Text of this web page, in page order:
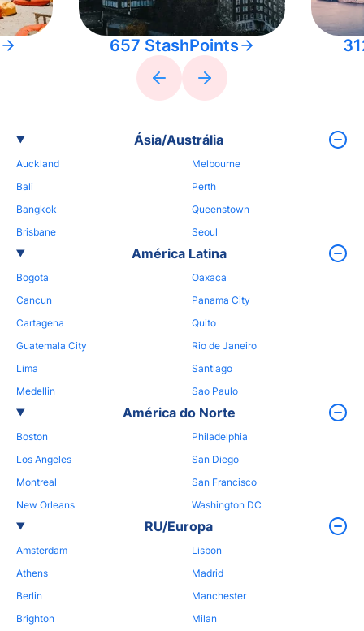
657 StashPoints
Ásia/Austrália
Auckland
Bali
Bangkok
Brisbane
Melbourne
Perth
Queenstown
Seoul
América Latina
Bogota
Cancun
Cartagena
Guatemala City
Lima
Medellin
Oaxaca
Panama City
Quito
Rio de Janeiro
Santiago
Sao Paulo
América do Norte
Boston
Los Angeles
Montreal
New Orleans
Philadelphia
San Diego
San Francisco
Washington DC
RU/Europa
Amsterdam
Athens
Berlin
Brighton
Lisbon
Madrid
Manchester
Milan